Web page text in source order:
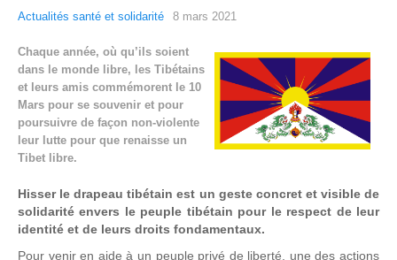
Actualités santé et solidarité 8 mars 2021
Chaque année, où qu’ils soient
dans le monde libre, les Tibétains
et leurs amis commémorent le 10
Mars pour se souvenir et pour
poursuivre de façon non-violente
leur lutte pour que renaisse un
Tibet libre.
Hisser le drapeau tibétain est un geste concret et visible de
solidarité envers le peuple tibétain pour le respect de leur
identité et de leurs droits fondamentaux.
Pour venir en aide à un peuple privé de liberté, une des actions